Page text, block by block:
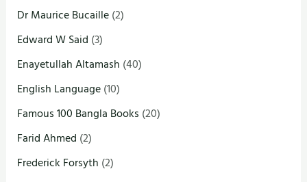
Dr Maurice Bucaille(2)
Edward W Said (3)
Enayetullah Altamash (40)
English Language(10)
Famous 100 Bangla Books (20)
Farid Ahmed (2)
Frederick Forsyth (2)